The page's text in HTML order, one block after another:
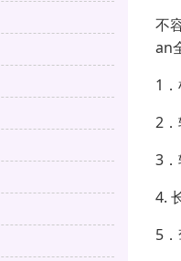
不
an
1
2
3
4.
5